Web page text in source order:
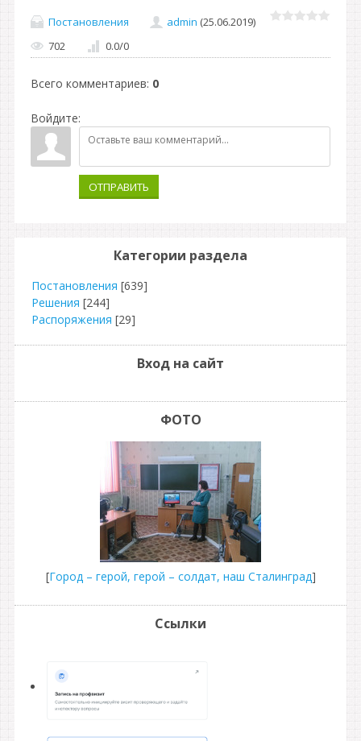
Постановления admin (25.06.2019)
702
0.0/0
Всего комментариев: 0
Войдите:
ОТПРАВИТЬ
Категории раздела
Постановления [639]
Решения [244]
Распоряжения [29]
Вход на сайт
ФОТО
[Город – герой, герой – солдат, наш Сталинград]
Ссылки